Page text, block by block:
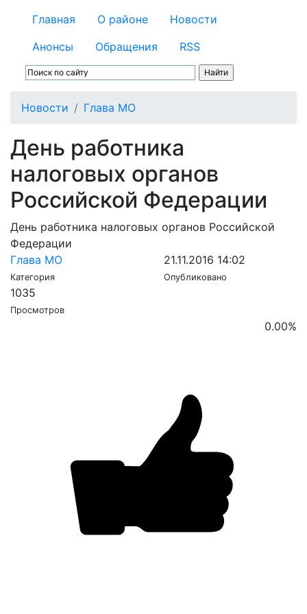
Главная О районе
Новости
Анонсы
Обращения RSS
Новости Глава МО
День работника
налоговых органов
Российской Федерации
День работника налоговых органов Российской
Федерации
Глава МО
Категория
21.11.2016 14:02
Опубликовано
1035
Просмотров
0.00%